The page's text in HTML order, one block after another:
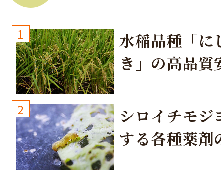
1
水稲品種「に
き」の高品質
2
シロイチモジ
する各種薬剤